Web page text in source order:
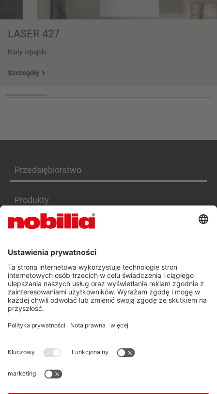
LASER 427
Biały alpejski
Szczegóły
Przedsiębiorstwo
Produkty
Serwis
Kariera
DEKLARACJA DOSTĘPNOŚCI PL
OGÓLNE WARUNKI HANDLOWE
OCHRONA DANYCH OSOBOWYCH